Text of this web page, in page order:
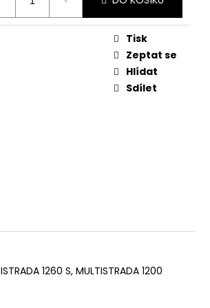
Tisk
Zeptat se
Hlídat
Sdílet
1260 S, MULTISTRADA 1200